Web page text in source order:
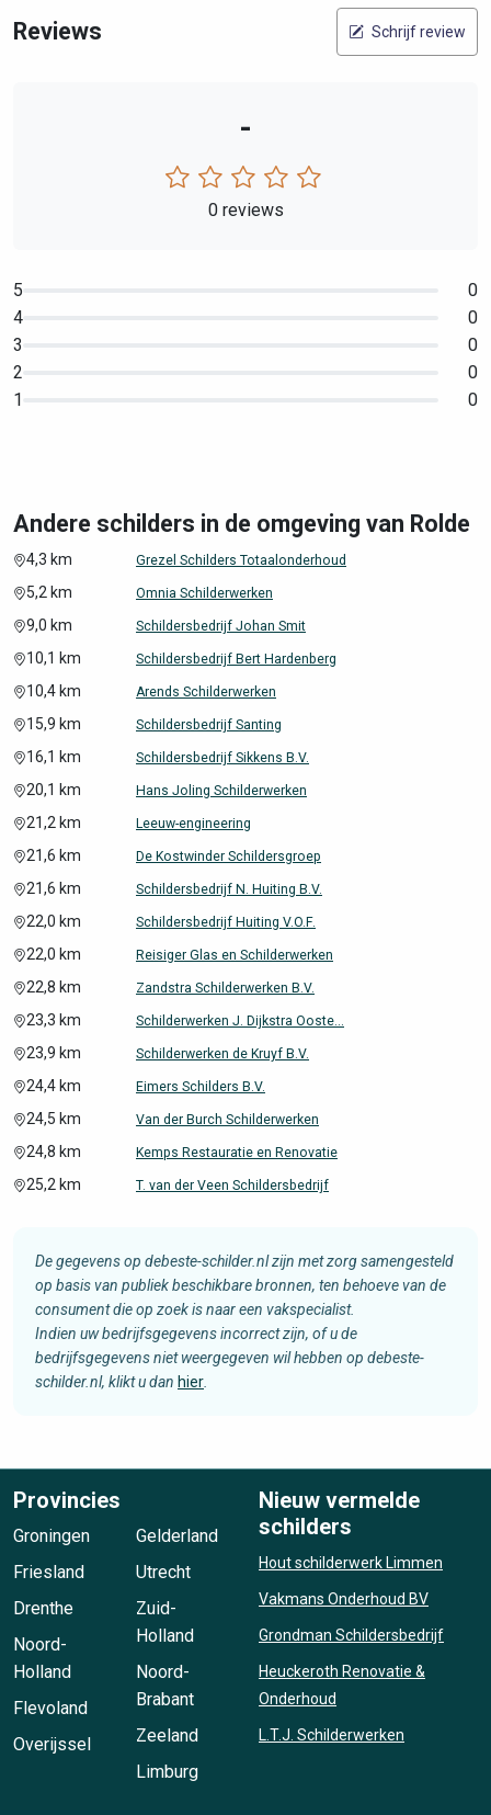
Reviews Schrijf review
-
0 reviews
5
0
4
0
3
0
2
0
1
0
Andere schilders in de omgeving van Rolde
4,3 km Grezel Schilders Totaalonderhoud
5,2 km Omnia Schilderwerken
9,0 km Schildersbedrijf Johan Smit
10,1 km Schildersbedrijf Bert Hardenberg
10,4 km Arends Schilderwerken
15,9 km Schildersbedrijf Santing
16,1 km Schildersbedrijf Sikkens B.V.
20,1 km Hans Joling Schilderwerken
21,2 km Leeuw-engineering
21,6 km De Kostwinder Schildersgroep
21,6 km Schildersbedrijf N. Huiting B.V.
22,0 km Schildersbedrijf Huiting V.O.F.
22,0 km Reisiger Glas en Schilderwerken
22,8 km Zandstra Schilderwerken B.V.
23,3 km Schilderwerken J. Dijkstra Ooste...
23,9 km Schilderwerken de Kruyf B.V.
24,4 km Eimers Schilders B.V.
24,5 km Van der Burch Schilderwerken
24,8 km Kemps Restauratie en Renovatie
25,2 km T. van der Veen Schildersbedrijf
De gegevens op debeste-schilder.nl zijn met zorg samengesteld
op basis van publiek beschikbare bronnen, ten behoeve van de
consument die op zoek is naar een vakspecialist.
Indien uw bedrijfsgegevens incorrect zijn, of u de
bedrijfsgegevens niet weergegeven wil hebben op debeste-
schilder.nl, klikt u dan hier
Provincies
Groningen
Friesland
Drenthe
Noord-
Holland
Flevoland
Overijssel
Gelderland
Utrecht
Zuid-
Holland
Noord-
Brabant
Zeeland
Limburg
Nieuw vermelde
schilders
Hout schilderwerk Limmen
Vakmans Onderhoud BV
Grondman Schildersbedrijf
Heuckeroth Renovatie &
Onderhoud
L.T.J. Schilderwerken